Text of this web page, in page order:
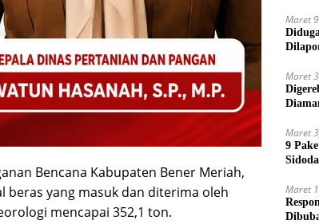
Bencana Kabupaten Bener Meriah,
beras yang masuk dan diterima oleh
mencapai 352,1 ton.
Maret
Maret
Maret
9
Maret